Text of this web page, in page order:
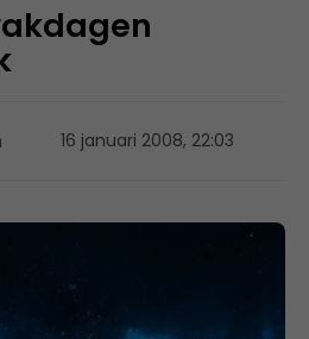
16 januari 2008, 22:03